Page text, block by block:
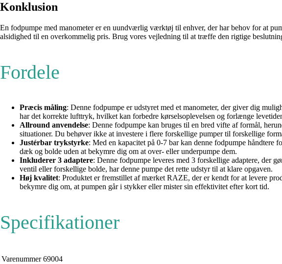
Konklusion
En fodpumpe med manometer er en uundværlig værktøj til enhver, der har behov for at
alsidighed til en overkommelig pris. Brug vores vejledning til at træffe den rigtige
Fordele
Præcis måling: Denne fodpumpe er udstyret med et manometer, der giver dig
har det korrekte lufttryk, hvilket kan forbedre kørselsoplevelsen og forlænge
Allround anvendelse: Denne fodpumpe kan bruges til en bred vifte af formål,
situationer. Du behøver ikke at investere i flere forskellige pumper til forskellige
Justérbar trykstyrke: Med en kapacitet på 0-7 bar kan denne fodpumpe
dæk og bolde uden at bekymre dig om at over- eller underpumpe dem.
Inkluderer 3 adaptere: Denne fodpumpe leveres med 3 forskellige adaptere, der
ventil eller forskellige bolde, har denne pumpe det rette udstyr til at klare opgaven.
Høj kvalitet: Produktet er fremstillet af mærket RAZE, der er kendt for at levere
bekymre dig om, at pumpen går i stykker eller mister sin effektivitet efter kort tid.
Specifikationer
Varenummer 69004